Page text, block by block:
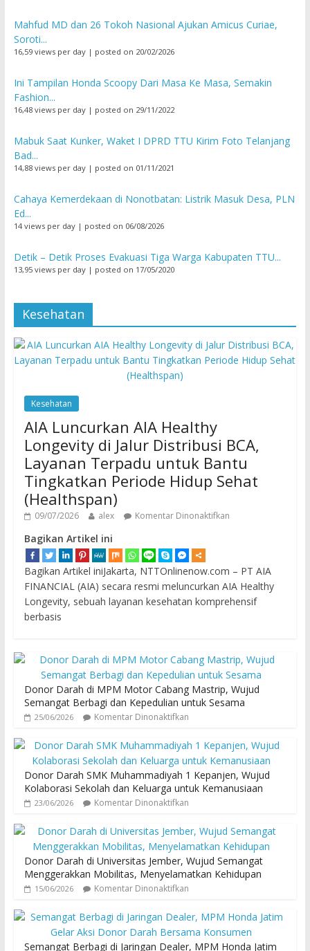
Mahfud MD dan 26 Tokoh Nasional Ajukan Amicus Curiae,
Soroti...
16,59 views per day| posted on 20/02/2026
Ini Tampilan Honda Scoopy Dari Masa Ke Masa, Semakin
Fashion...
16,48 views per day| posted on 29/11/2022
Mabuk Saat Kunker, Waket I DPRD TTU Kirim Foto Telanjang
Bad...
14,88 views per day| posted on 01/11/2021
Cahaya Kemerdekaan di Nonotbatan: Listrik Masuk Desa, PLN
Ed...
14 views per day| posted on 06/08/2026
Detik – Detik Proses Evakuasi Tiga Warga Kabupaten TTU...
13,95 views per day| posted on 17/05/2020
Kesehatan
Kesehatan
AIA Luncurkan AIA Healthy
Longevity di Jalur Distribusi BCA,
Layanan Terpadu untuk Bantu
Tingkatkan Periode Hidup Sehat
(Healthspan)
09/07/2026 alex Komentar Dinonaktifkan
Bagikan Artikel ini
Bagikan Artikel iniJakarta, NTTOnlinenow.com – PT AIA
FINANCIAL (AIA) secara resmi meluncurkan AIA Healthy
Longevity, sebuah layanan kesehatan komprehensif
berbasis
Donor Darah di MPM Motor Cabang Mastrip, Wujud
Semangat Berbagi dan Kepedulian untuk Sesama
25/06/2026 Komentar Dinonaktifkan
Donor Darah SMK Muhammadiyah 1 Kepanjen, Wujud
Kolaborasi Sekolah dan Keluarga untuk Kemanusiaan
23/06/2026 Komentar Dinonaktifkan
Donor Darah di Universitas Jember, Wujud Semangat
Menggerakkan Mobilitas, Menyelamatkan Kehidupan
15/06/2026 Komentar Dinonaktifkan
Semangat Berbagi di Jaringan Dealer, MPM Honda Jatim